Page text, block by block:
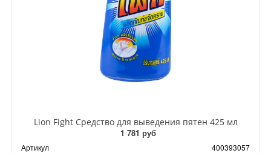
Lion Fight Средство для выведения пятен 425 мл
1 781 руб
Артикул
400393057